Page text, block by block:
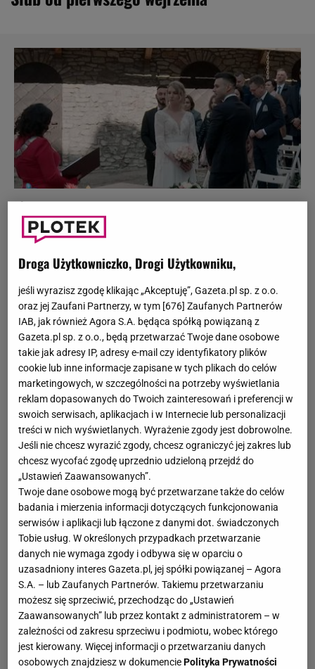
popularnych reality show w Polsce. Opiera się na
duńskiej formule. Pomaga uczestnikom w znalezieniu
uczucia. Pierwszy sezon został wyemitowany w 2016 r. i
Gatunek: reality show
Data pierwszej edycji: 3.10. 2016 r.
Instagram: @slubodpierwszegowejrzenia_tvn
"Ślub od pierwszego wejrzenia" - na czym
polega?
Do programu zgłaszają się osoby, które poszukują
miłości. Grupa fachowców dobiera trzy pary, które
poznają się podczas ślubu. Przed kamerami rozwijają
swoją relację. W ostatnim odcinku uczestnicy podejmują
oficjalną decyzję, czy chcą pozostać w związku, czy
jednak wybierają rozwód. Wiele osób dzięki udziałowi w
show zyskało popularność i działa prężnie w mediach
społecznościowych.
"Ślub od pierwszego wejrzenia" - czy ktoś
znalazł miłość?
Droga Użytkowniczko, Drogi Użytkowniku,
jeśli wyrazisz zgodę klikając „Akceptuję”, Gazeta.pl sp. z o.o.
oraz jej Zaufani Partnerzy, w tym [676] Zaufanych Partnerów
IAB, jak również Agora S.A. będąca spółką powiązaną z
Gazeta.pl sp. z o.o., będą przetwarzać Twoje dane osobowe
takie jak adresy IP, adresy e-mail czy identyfikatory plików
cookie lub inne informacje zapisane w tych plikach do celów
marketingowych, w szczególności na potrzeby wyświetlania
reklam dopasowanych do Twoich zainteresowań i preferencji w
swoich serwisach, aplikacjach i w Internecie lub personalizacji
treści w nich wyświetlanych. Wyrażenie zgody jest dobrowolne.
Jeśli nie chcesz wyrazić zgody, chcesz ograniczyć jej zakres lub
chcesz wycofać zgodę uprzednio udzieloną przejdź do
„Ustawień Zaawansowanych”.
Twoje dane osobowe mogą być przetwarzane także do celów
badania i mierzenia informacji dotyczących funkcjonowania
serwisów i aplikacji lub łączone z danymi dot. świadczonych
Tobie usług. W określonych przypadkach przetwarzanie
danych nie wymaga zgody i odbywa się w oparciu o
uzasadniony interes Gazeta.pl, jej spółki powiązanej – Agora
S.A. – lub Zaufanych Partnerów. Takiemu przetwarzaniu
możesz się sprzeciwić, przechodząc do „Ustawień
Zaawansowanych” lub przez kontakt z administratorem – w
zależności od zakresu sprzeciwu i podmiotu, wobec którego
jest kierowany. Więcej informacji o przetwarzaniu danych
osobowych znajdziesz w dokumenciePolityka Prywatności